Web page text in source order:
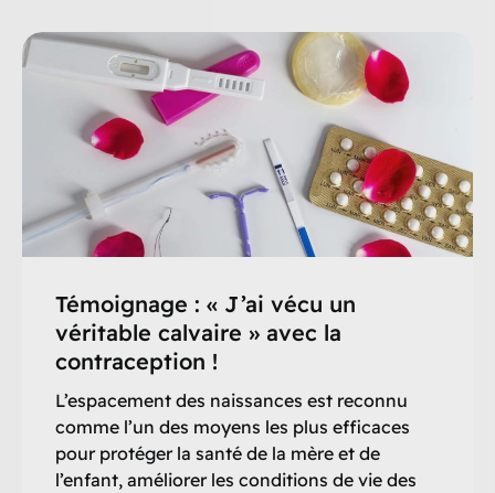
Témoignage : « J’ai vécu un
véritable calvaire » avec la
contraception !
L’espacement des naissances est reconnu
comme l’un des moyens les plus efficaces
pour protéger la santé de la mère et de
l’enfant, améliorer les conditions de vie des